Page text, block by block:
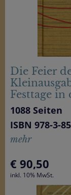
Die Feier
Festtage in
1088 Seiten
ISBN 978-3-
mehr
€ 90,50
inkl. 10% MwSt.